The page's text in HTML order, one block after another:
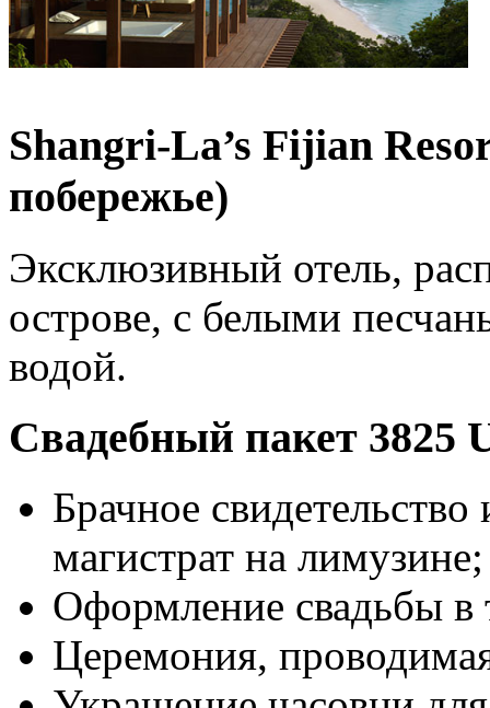
Shangri-La’s Fijian
побережье)
Эксклюзивный отель,
острове, с белыми
водой.
Свадебный пакет 3825
Брачное
магистрат на лимузине;
Оформление свадьбы в
Церемония,